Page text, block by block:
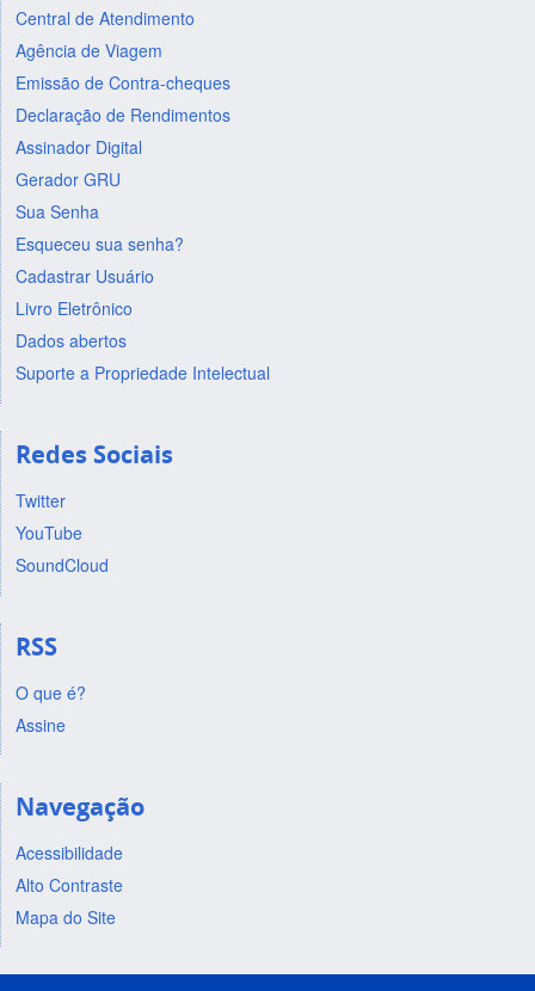
Central de Atendimento
Agência de Viagem
Emissão de Contra-cheques
Declaração de Rendimentos
Assinador Digital
Gerador GRU
Sua Senha
Esqueceu sua senha?
Cadastrar Usuário
Livro Eletrônico
Dados abertos
Suporte a Propriedade Intelectual
Redes Sociais
Twitter
YouTube
SoundCloud
RSS
O que é?
Assine
Navegação
Acessibilidade
Alto Contraste
Mapa do Site